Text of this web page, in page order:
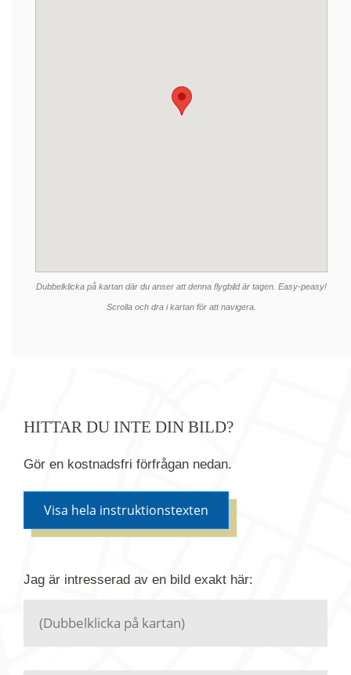
Dubbelklicka på kartan där du anser att denna flygbild är tagen. Easy-peasy!
Scrolla och dra i kartan för att navigera.
HITTAR DU INTE DIN BILD?
Gör en kostnadsfri förfrågan nedan.
Visa hela instruktionstexten
förfrågan. Vi har flera miljoner bilder i vårt arkiv
Jag är intresserad av en bild exakt här: